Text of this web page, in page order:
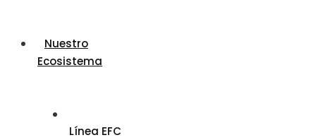
Nuestro
Ecosistema
Línea EFC